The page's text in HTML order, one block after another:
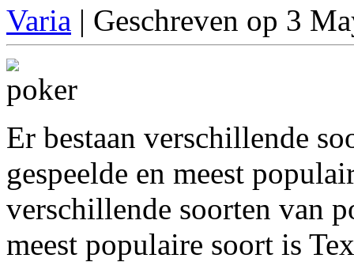
Varia | Geschreven op 3
Er bestaan verschillende
gespeelde en meest
verschillende soorten van
meest populaire soort is